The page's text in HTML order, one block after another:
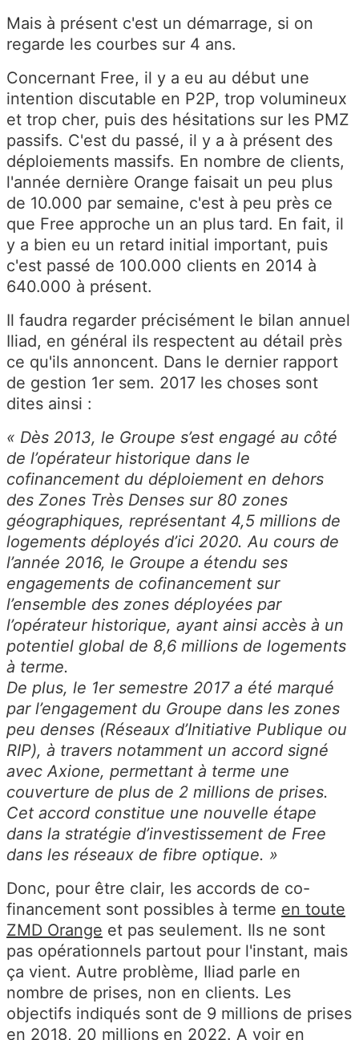
Mais à présent c'est un démarrage, si on
regarde les courbes sur 4 ans.
Concernant Free, il y a eu au début une
intention discutable en P2P, trop volumineux
et trop cher, puis des hésitations sur les PMZ
passifs. C'est du passé, il y a à présent des
déploiements massifs. En nombre de clients,
l'année dernière Orange faisait un peu plus
de 10.000 par semaine, c'est à peu près ce
que Free approche un an plus tard. En fait, il
y a bien eu un retard initial important, puis
c'est passé de 100.000 clients en 2014 à
640.000 à présent.
Il faudra regarder précisément le bilan annuel
Iliad, en général ils respectent au détail près
ce qu'ils annoncent. Dans le dernier rapport
de gestion 1er sem. 2017 les choses sont
dites ainsi :
« Dès 2013, le Groupe s’est engagé au côté
de l’opérateur historique dans le
cofinancement du déploiement en dehors
des Zones Très Denses sur 80 zones
géographiques, représentant 4,5 millions de
logements déployés d’ici 2020. Au cours de
l’année 2016, le Groupe a étendu ses
engagements de cofinancement sur
l’ensemble des zones déployées par
l’opérateur historique, ayant ainsi accès à un
potentiel global de 8,6 millions de logements
à terme.
De plus, le 1er semestre 2017 a été marqué
par l’engagement du Groupe dans les zones
peu denses (Réseaux d’Initiative Publique ou
RIP), à travers notamment un accord signé
avec Axione, permettant à terme une
couverture de plus de 2 millions de prises.
Cet accord constitue une nouvelle étape
dans la stratégie d’investissement de Free
dans les réseaux de fibre optique. »
Donc, pour être clair, les accords de co-
financement sont possibles à terme en toute
ZMD Orange et pas seulement. Ils ne sont
pas opérationnels partout pour l'instant, mais
ça vient. Autre problème, Iliad parle en
nombre de prises, non en clients. Les
objectifs indiqués sont de 9 millions de prises
en 2018, 20 millions en 2022. A voir en